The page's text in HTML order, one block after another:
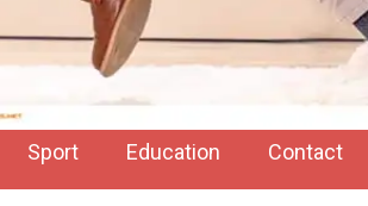
Sport Education Contact